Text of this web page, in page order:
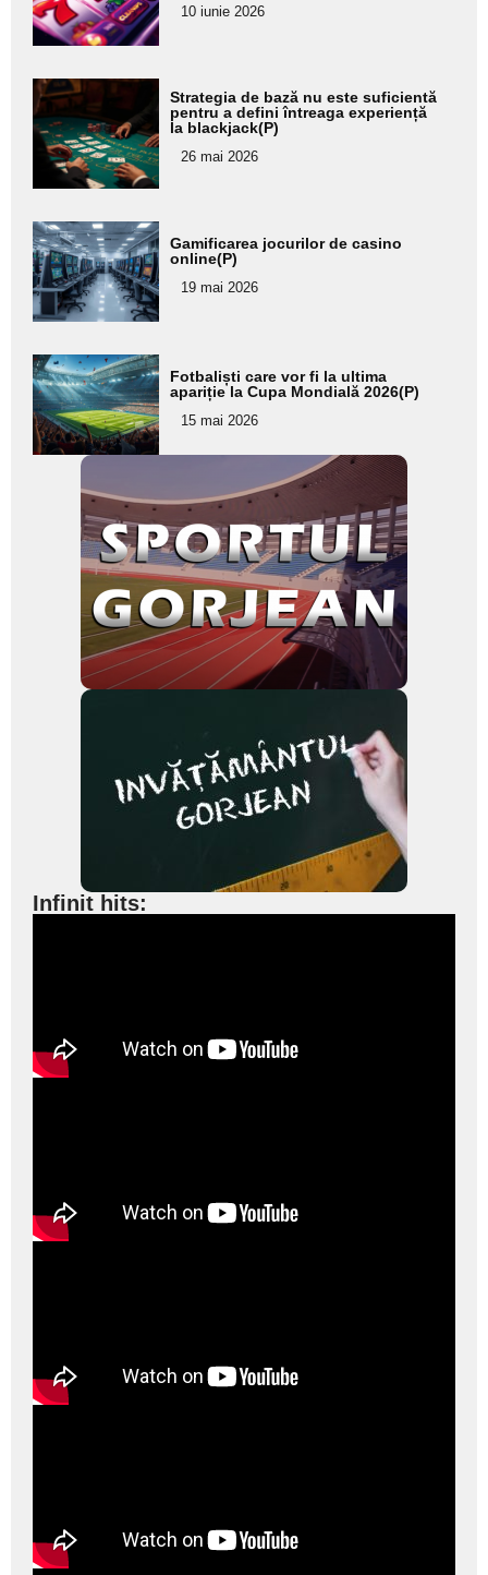
pentru
subtitlu
10 iunie 2026
Adaugă
aici textul
pentru
subtitlu
Strategia de bază nu este suficientă
pentru a defini întreaga experiență
la blackjack(P)
26 mai 2026
Adaugă
aici textul
pentru
subtitlu
Gamificarea jocurilor de casino
online(P)
19 mai 2026
Adaugă
aici textul
pentru
subtitlu
Fotbaliști care vor fi la ultima
apariție la Cupa Mondială 2026(P)
15 mai 2026
Infinit hits: